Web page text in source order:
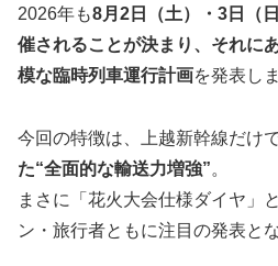
2026年も8月2日（土）・3日（
催されることが決まり、それに
模な臨時列車運行計画を発表し
今回の特徴は、上越新幹線だけで
た“全面的な輸送力増強”。
まさに「花火大会仕様ダイヤ」
ン・旅行者ともに注目の発表と